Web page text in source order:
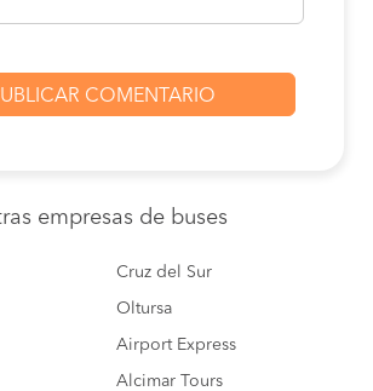
empresas de buses
Cruz del Sur
Oltursa
Airport Express
Alcimar Tours